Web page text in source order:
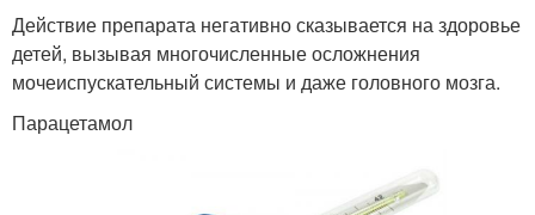
Действие препарата негативно сказывается на здоровье
детей, вызывая многочисленные осложнения
мочеиспускательный системы и даже головного мозга.
Парацетамол